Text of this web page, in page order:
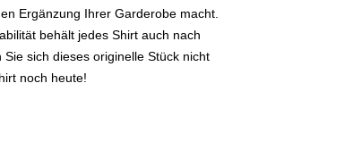
Ergänzung Ihrer Garderobe macht.
behält jedes Shirt auch nach
sich dieses originelle Stück nicht
noch heute!